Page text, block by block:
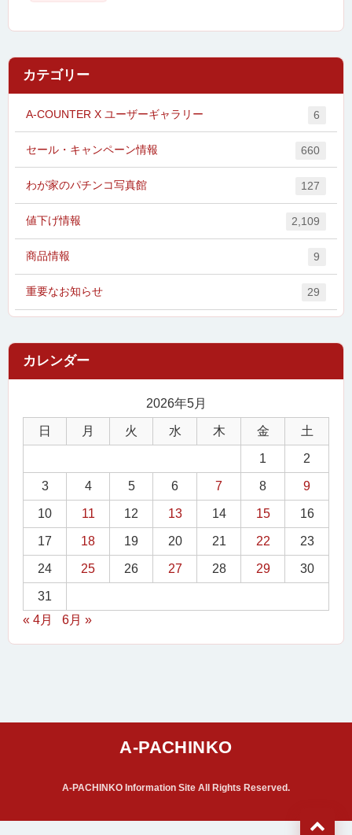
カテゴリー
A-COUNTER X ユーザーギャラリー 6
セール・キャンペーン情報 660
わが家のパチンコ写真館 127
値下げ情報 2,109
商品情報 9
重要なお知らせ 29
2026年5月
日 月 火 水 木 金 土
1 2
3 4 5 6 7 8 9
10 11 12 13 14 15 16
17 18 19 20 21 22 23
24 25 26 27 28 29 30
31
« 4月
6月 »
A-PACHINKO Information Site All Rights Reserved.